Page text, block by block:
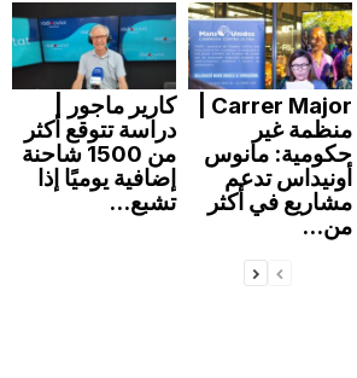
كارير ماجور |
دراسة تتوقع أكثر
من 1500 شاحنة
إضافية يوميًا إذا
تشبع...
منظمة غير
حكومية: مانوس
أونيداس تدعم
مشاريع في أكثر
من...